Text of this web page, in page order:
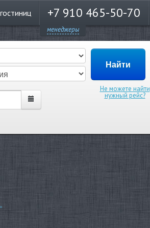
гостиниц +7 910 465-50-70
менеджеры
Не можете найти
нужный рейс?